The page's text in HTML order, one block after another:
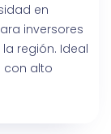
en
inversores
región. Ideal
con alto